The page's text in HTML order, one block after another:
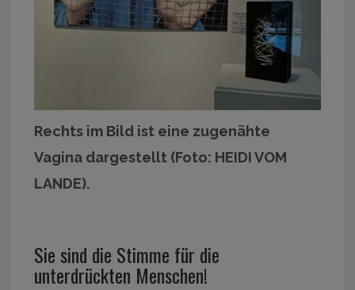
Rechts im Bild ist eine zugenähte
Vagina dargestellt (Foto: HEIDI VOM
LANDE).
Sie sind die Stimme für die
unterdrückten Menschen!